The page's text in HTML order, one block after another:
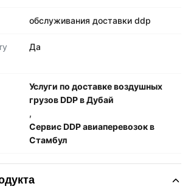
обслуживания доставки ddp
Да
Услуги по доставке воздушных
грузов DDP в Дубай
,
Сервис DDP авиаперевозок в
Стамбул